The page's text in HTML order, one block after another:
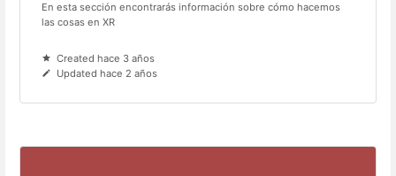
En esta sección encontrarás información sobre cómo hacemos
las cosas en XR
Created hace 3 años
Updated hace 2 años